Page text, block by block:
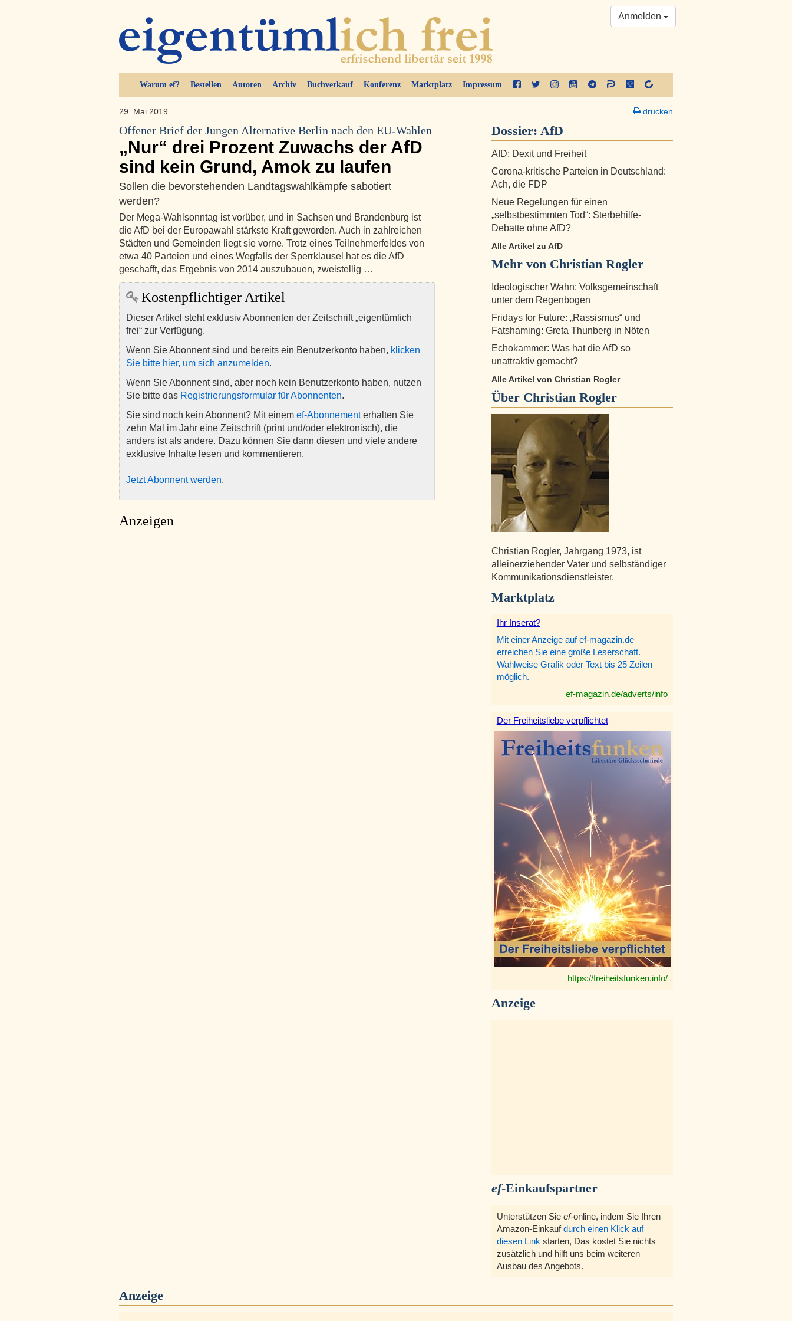
Warum ef? Bestellen Autoren Archiv Buchverkauf Konferenz Marktplatz Impressum
Anmelden
29. Mai 2019
Offener Brief der Jungen Alternative Berlin nach den EU-Wahlen
„Nur“ drei Prozent Zuwachs der AfD
sind kein Grund, Amok zu laufen
Sollen die bevorstehenden Landtagswahlkämpfe sabotiert
werden?
Der Mega-Wahlsonntag ist vorüber, und in Sachsen und Brandenburg ist
die AfD bei der Europawahl stärkste Kraft geworden. Auch in zahlreichen
Städten und Gemeinden liegt sie vorne. Trotz eines Teilnehmerfeldes von
etwa 40 Parteien und eines Wegfalls der Sperrklausel hat es die AfD
geschafft, das Ergebnis von 2014 auszubauen, zweistellig …
Kostenpflichtiger Artikel
Dieser Artikel steht exklusiv Abonnenten der Zeitschrift „eigentümlich
frei“ zur Verfügung.
Wenn Sie Abonnent sind und bereits ein Benutzerkonto haben, klicken
Sie bitte hier, um sich anzumelden.
Wenn Sie Abonnent sind, aber noch kein Benutzerkonto haben, nutzen
Sie bitte das Registrierungsformular für Abonnenten.
Sie sind noch kein Abonnent? Mit einem ef-Abonnementerhalten Sie
zehn Mal im Jahr eine Zeitschrift (print und/oder elektronisch), die
anders ist als andere. Dazu können Sie dann diesen und viele andere
exklusive Inhalte lesen und kommentieren.
Jetzt Abonnent werden.
Anzeigen
drucken
Dossier: AfD
AfD: Dexit und Freiheit
Corona-kritische Parteien in Deutschland:
Ach, die FDP
Neue Regelungen für einen
„selbstbestimmten Tod“: Sterbehilfe-
Debatte ohne AfD?
Alle Artikel zu AfD
Mehr von Christian Rogler
Ideologischer Wahn: Volksgemeinschaft
unter dem Regenbogen
Fridays for Future: „Rassismus“ und
Fatshaming: Greta Thunberg in Nöten
Echokammer: Was hat die AfD so
unattraktiv gemacht?
Alle Artikel von Christian Rogler
Über Christian Rogler
Christian Rogler, Jahrgang 1973, ist
alleinerziehender Vater und selbständiger
Kommunikationsdienstleister.
Marktplatz
Ihr Inserat?
Mit einer Anzeige auf ef-magazin.de
erreichen Sie eine große Leserschaft.
Wahlweise Grafik oder Text bis 25 Zeilen
möglich.
ef-magazin.de/adverts/info
Der Freiheitsliebe verpflichtet
https://freiheitsfunken.info/
Anzeige
ef-Einkaufspartner
Unterstützen Sie ef-online, indem Sie Ihren
Amazon-Einkaufdurch einen Klick auf
diesen Link starten, Das kostet Sie nichts
zusätzlich und hilft uns beim weiteren
Ausbau des Angebots.
Anzeige